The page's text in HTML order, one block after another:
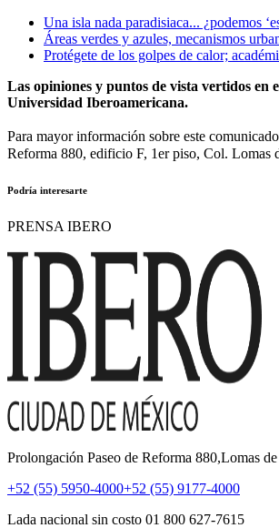
Una isla nada paradisiaca... ¿podemos
Áreas verdes y azules, mecanismos
Protégete de los golpes de calor;
Las opiniones y puntos de vista vertidos en
Universidad Iberoamericana.
Para mayor información sobre este
Reforma 880, edificio F, 1er piso, Col. Lomas
Podría interesarte
PRENSA IBERO
Prolongación Paseo de Reforma 880,Lomas
+52 (55) 5950-4000+52 (55) 9177-4000
Lada nacional sin costo 01 800 627-7615